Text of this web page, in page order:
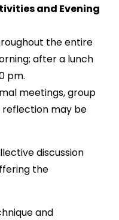
and Evening
the entire
after a lunch
pm.
meetings, group
reflection may be
discussion
the
and